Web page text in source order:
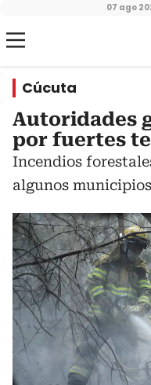
07 ago
Cúcuta
Autoridades
por fuertes
Incendios
algunos municipios